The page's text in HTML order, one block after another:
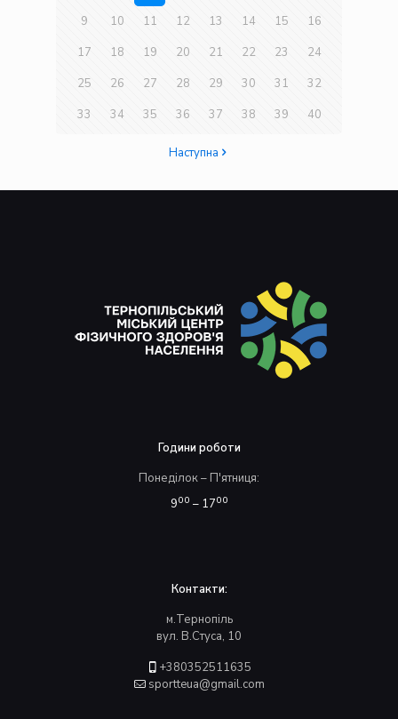
9
10 11 12 13 14 15
16
17
18 19 20 21 22 23
24
25
26 27 28 29 30 31
32
33
34 35 36 37 38 39 40
Наступна
Години роботи
Понеділок – П'ятниця:
900 – 1700
Контакти:
м.Тернопіль
вул. В.Стуса, 10
+380352511635
sportteua@gmail.com